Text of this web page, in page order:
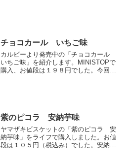
チョコカール いちご味
カルビーより発売中の「チョコカール
いちご味」を紹介します。MINISTOPで
購入、お値段は１９８円でした。今回、
紫のピコラ 安納芋味
ヤマザキビスケットの「紫のピコラ 安
納芋味」をライフで購入しました。お値
段は１０５円（税込み）でした。安納芋